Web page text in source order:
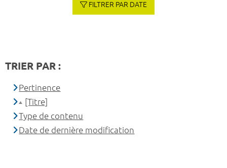
FILTRER PAR DATE
TRIER PAR :
Pertinence
[Titre]
Type de contenu
Date de dernière modification